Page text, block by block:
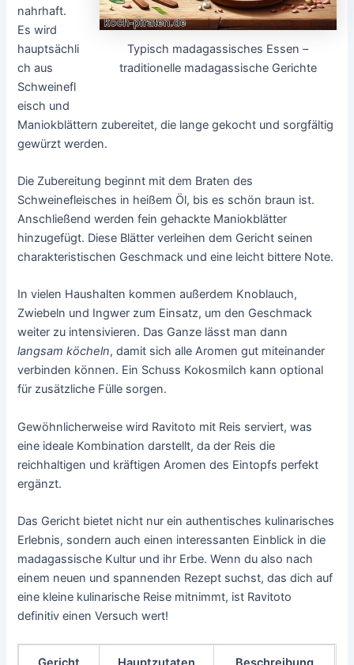
Typisch madagassisches Essen –
traditionelle madagassische Gerichte
nahrhaft.
Es wird
hauptsächli
ch aus
Schweinefl
eisch und
Maniokblättern zubereitet, die lange gekocht und sorgfältig
gewürzt werden.
Die Zubereitung beginnt mit dem Braten des
Schweinefleisches in heißem Öl, bis es schön braun ist.
Anschließend werden fein gehackte Maniokblätter
hinzugefügt. Diese Blätter verleihen dem Gericht seinen
charakteristischen Geschmack und eine leicht bittere Note.
In vielen Haushalten kommen außerdem Knoblauch,
Zwiebeln und Ingwer zum Einsatz, um den Geschmack
weiter zu intensivieren. Das Ganze lässt man dann
langsam köcheln, damit sich alle Aromen gut miteinander
verbinden können. Ein Schuss Kokosmilch kann optional
für zusätzliche Fülle sorgen.
Gewöhnlicherweise wird Ravitoto mit Reis serviert, was
eine ideale Kombination darstellt, da der Reis die
reichhaltigen und kräftigen Aromen des Eintopfs perfekt
ergänzt.
Das Gericht bietet nicht nur ein authentisches kulinarisches
Erlebnis, sondern auch einen interessanten Einblick in die
madagassische Kultur und ihr Erbe. Wenn du also nach
einem neuen und spannenden Rezept suchst, das dich auf
eine kleine kulinarische Reise mitnimmt, ist Ravitoto
definitiv einen Versuch wert!